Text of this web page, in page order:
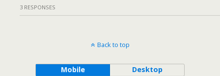
3 RESPONSES
Back to top
Mobile Desktop